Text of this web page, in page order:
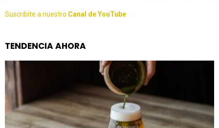
Suscribite a nuestro Canal de YouTube
TENDENCIA AHORA